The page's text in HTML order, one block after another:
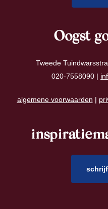
Oogst
Tweede
020-7558090 |
algemene voorwaarden |